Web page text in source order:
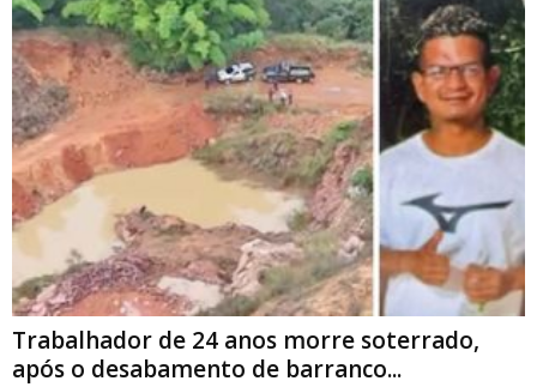
Trabalhador de 24 anos morre soterrado,
após o desabamento de barranco...